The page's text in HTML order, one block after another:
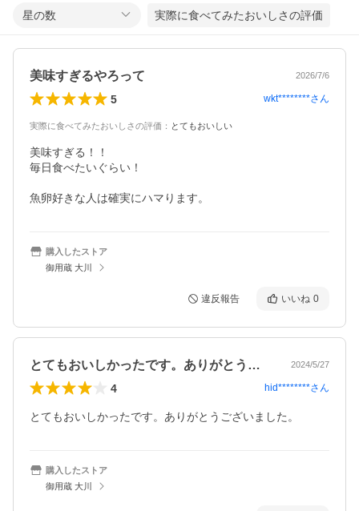
星の数 実際に食べてみたおいしさの評価
美味すぎるやろって 2026/7/6
5 wkt********さん
実際に食べてみたおいしさの評価 ： とてもおいしい
美味すぎる！！
毎日食べたいぐらい！
魚卵好きな人は確実にハマります。
購入したストア
御用蔵 大川
違反報告 いいね 0
とてもおいしかったです。ありがとうござ… 2024/5/27
4 hid********さん
とてもおいしかったです。ありがとうございました。
購入したストア
御用蔵 大川